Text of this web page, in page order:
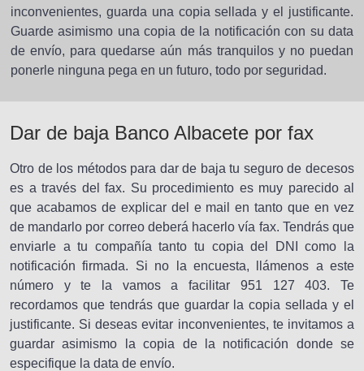
inconvenientes, guarda una copia sellada y el justificante.
Guarde asimismo una copia de la notificación con su data
de envío, para quedarse aún más tranquilos y no puedan
ponerle ninguna pega en un futuro, todo por seguridad.
Dar de baja Banco Albacete por fax
Otro de los métodos para dar de baja tu seguro de decesos
es a través del fax. Su procedimiento es muy parecido al
que acabamos de explicar del e mail en tanto que en vez
de mandarlo por correo deberá hacerlo vía fax. Tendrás que
enviarle a tu compañía tanto tu copia del DNI como la
notificación firmada. Si no la encuesta, llámenos a este
número y te la vamos a facilitar 951 127 403. Te
recordamos que tendrás que guardar la copia sellada y el
justificante. Si deseas evitar inconvenientes, te invitamos a
guardar asimismo la copia de la notificación donde se
especifique la data de envío.